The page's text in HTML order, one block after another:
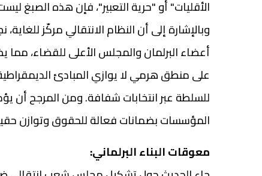
الأقليات" أو "حرية التعبير"، فإن هذه الصبغ
وبالإشارة إلى أن النظام الانتقالي مركّز
أعضاء البرلمان والمجلس الأعلى للقضاء، مما
على منطق هرمي لا يوازي المبادئ
للسلطة عبر انتخابات شفافة. ومن المرجح أن
المؤسسات بضمانات فعالة للحقوق وتوازن
معوقات البناء البرلماني: